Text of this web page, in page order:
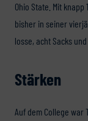
Ohio State. Mit
bisher in seiner
losse, acht Sacks
Stärken
Auf dem College war